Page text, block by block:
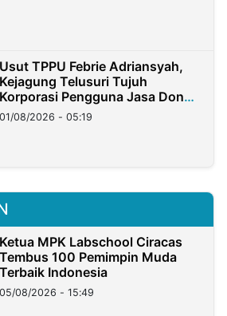
Usut TPPU Febrie Adriansyah,
Kejagung Telusuri Tujuh
Korporasi Pengguna Jasa Don
Ritto
01/08/2026 - 05:19
Ketua MPK Labschool Ciracas
Tembus 100 Pemimpin Muda
Terbaik Indonesia
05/08/2026 - 15:49